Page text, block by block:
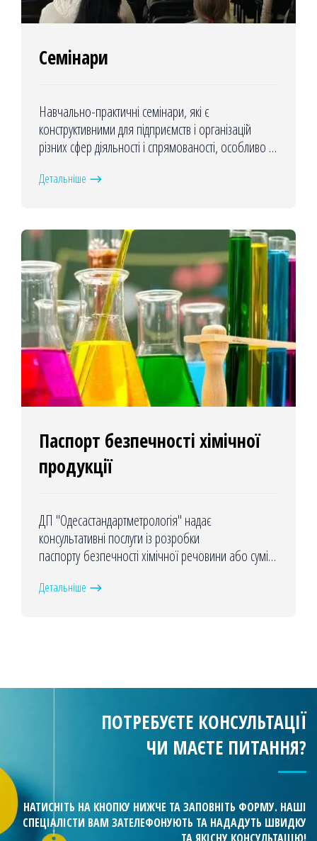
Семінари
Навчально-практичні семінари, які є
конструктивними для підприємств і організацій
різних сфер діяльності і спрямованості, особливо в
особливий підхід до управління компанії з метою
Детальніше
Паспорт безпечності хімічної
продукції
ДП "Одесастандартметрологія" надає
консультативні послуги із розробки
паспорту безпечності хімічної речовини або суміші
урахуванням національних та міжнародних вимог
Детальніше
ПОТРЕБУЄТЕ КОНСУЛЬТАЦІЇ
ЧИ МАЄТЕ ПИТАННЯ?
НАТИСНІТЬ НА КНОПКУ НИЖЧЕ ТА ЗАПОВНІТЬ ФОРМУ. НАШІ
СПЕЦІАЛІСТИ ВАМ ЗАТЕЛЕФОНУЮТЬ ТА НАДАДУТЬ ШВИДКУ